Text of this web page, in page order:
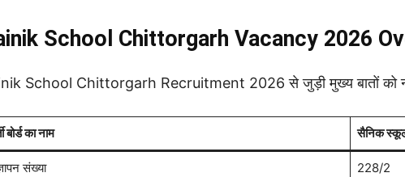
School Chittorgarh Vacancy 2026
School Chittorgarh Recruitment 2026 से जुड़ी मुख्य बातों को
बोर्ड का नाम सैनिक
संख्या 228/2